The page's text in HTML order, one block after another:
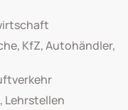
KfZ, Autohändler,
Lehrstellen